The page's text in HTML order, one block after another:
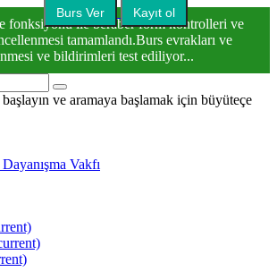
fonksiyonu ile beraber form kontrolleri ve
tamamlandı.Burs evrakları ve
ve bildirimleri test ediliyor...
ve aramaya başlamak için büyüteçe
Burs Ver Kayıt ol
Vakfı